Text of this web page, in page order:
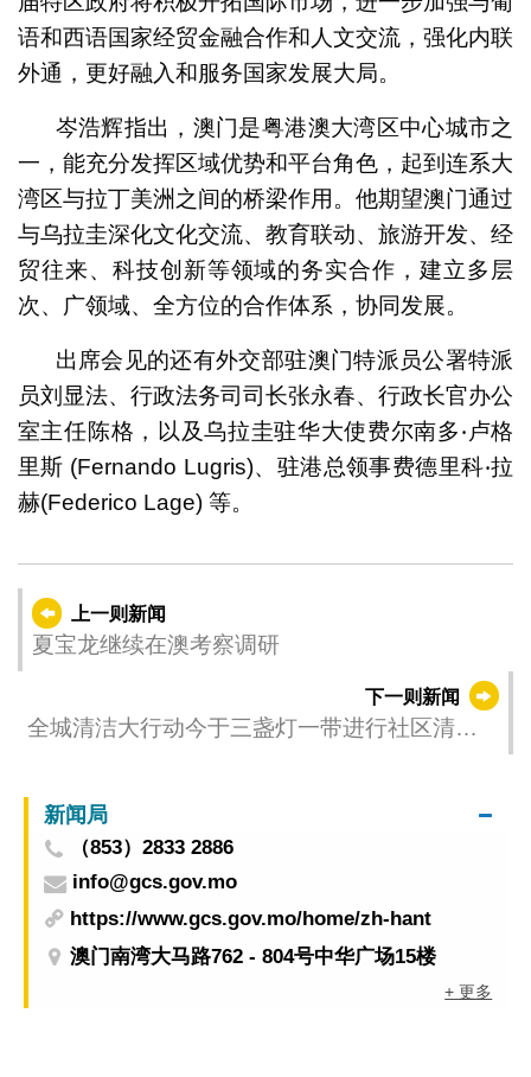
语和西语国家经贸金融合作和人文交流，强化内联
外通，更好融入和服务国家发展大局。
岑浩辉指出，澳门是粤港澳大湾区中心城市之
一，能充分发挥区域优势和平台角色，起到连系大
湾区与拉丁美洲之间的桥梁作用。他期望澳门通过
与乌拉圭深化文化交流、教育联动、旅游开发、经
贸往来、科技创新等领域的务实合作，建立多层
次、广领域、全方位的合作体系，协同发展。
出席会见的还有外交部驻澳门特派员公署特派
员刘显法、行政法务司司长张永春、行政长官办公
室主任陈格，以及乌拉圭驻华大使费尔南多‧卢格
里斯 (Fernando Lugris)、驻港总领事费德里科‧拉
赫(Federico Lage) 等。
上一则新闻
夏宝龙继续在澳考察调研
下一则新闻
全城清洁大行动今于三盏灯一带进行社区清洁
新闻局
（853）2833 2886
info@gcs.gov.mo
https://www.gcs.gov.mo/home/zh-hant
澳门南湾大马路762 - 804号中华广场15楼
+ 更多